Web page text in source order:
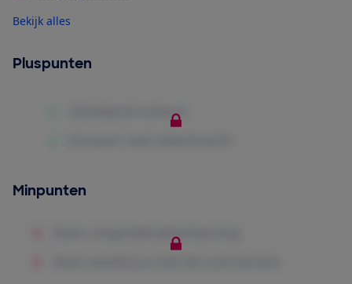
Bekijk alles
Pluspunten
Minpunten